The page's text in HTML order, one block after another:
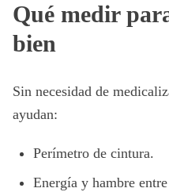
Qué medir
bien
Sin necesidad de
ayudan:
Perímetro de cintura.
Energía y hambre